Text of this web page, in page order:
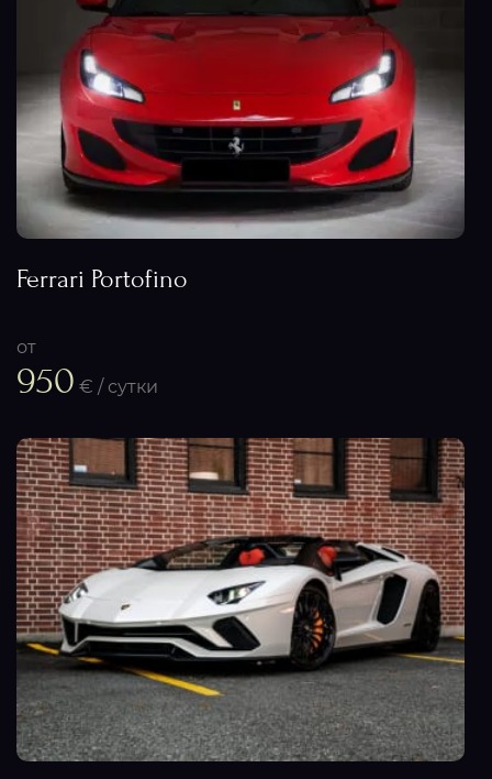
Ferrari Portofino
от
950 € / сутки